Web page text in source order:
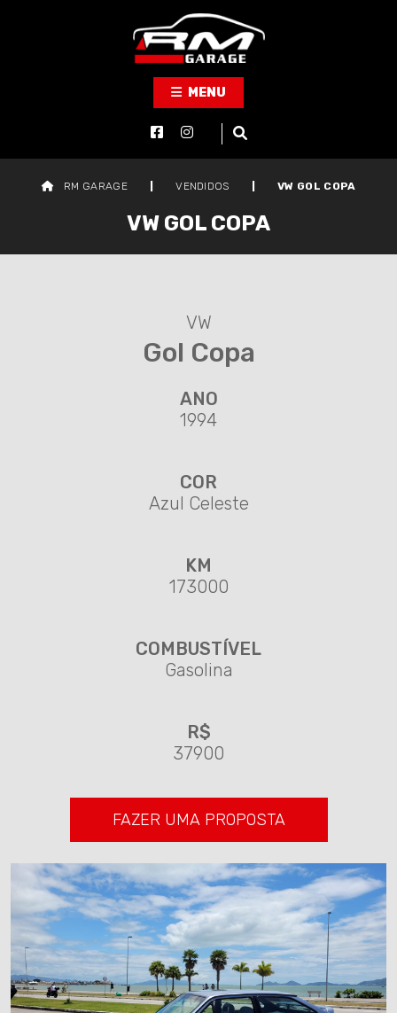
MENU
RM GARAGE VENDIDOS VW GOL COPA
VW GOL COPA
VW
Gol Copa
ANO
1994
COR
Azul Celeste
KM
173000
COMBUSTÍVEL
Gasolina
R$
37900
FAZER UMA PROPOSTA